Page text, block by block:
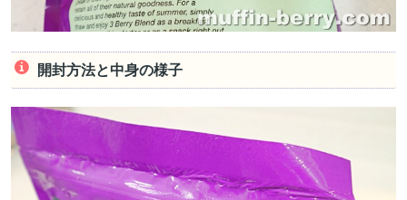
開封方法と中身の様子